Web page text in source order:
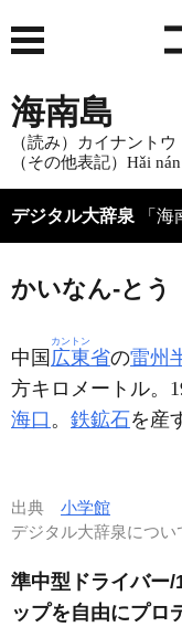
海南島
（読み）カイナントウ
（その他表記）Hǎi
デジタル大辞泉 「
かいなん‐とう
中国 広東
カントン
省の雷州
方キロメートル。
海口 。 鉄鉱石を産
出典 小学館
デジタル大辞泉につ
準中型ドライバー
ップを自由にプロ